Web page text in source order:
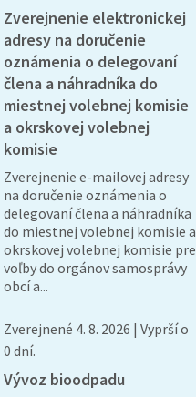
Zverejnenie elektronickej
adresy na doručenie
oznámenia o delegovaní
člena a náhradníka do
miestnej volebnej komisie
a okrskovej volebnej
komisie
Zverejnenie e-mailovej adresy
na doručenie oznámenia o
delegovaní člena a náhradníka
do miestnej volebnej komisie a
okrskovej volebnej komisie pre
voľby do orgánov samosprávy
obcí a...
Zverejnené 4. 8. 2026 | Vyprší o
0 dní.
Vývoz bioodpadu